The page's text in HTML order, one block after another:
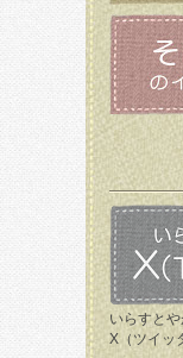
いらすと
X（ツイッ